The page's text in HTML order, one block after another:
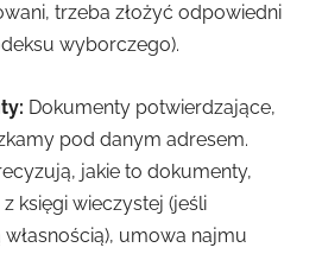
trzeba złożyć odpowiedni
wyborczego).
Dokumenty potwierdzające,
pod danym adresem.
jakie to dokumenty,
księgi wieczystej (jeśli
własnością), umowa najmu